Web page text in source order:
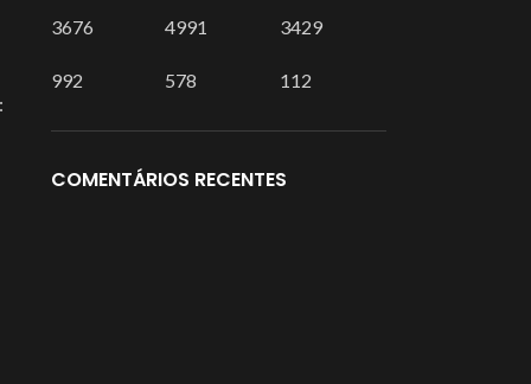
3676
992
4991
578
3429
112
COMENTÁRIOS RECENTES